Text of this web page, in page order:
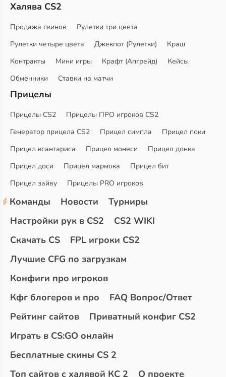
Халява CS2
Продажа скинов
Рулетки три цвета
Рулетки четыре цвета
Джекпот (Рулетки)
Краш
Контракты
Мини игры Крафт (Апгрейд)
Кейсы
Обменники
Ставки на матчи
Прицелы
Прицелы CS2
Прицелы ПРО игроков CS2
Генератор прицела CS2
Прицел симпла
Прицел поки
Прицел ксантариса
Прицел монеси
Прицел донка
Прицел доси
Прицел мармока
Прицел бит
Прицел зайву
Прицелы PRO игроков
Команды Новости
Турниры
Настройки рук в CS2
CS2 WIKI
Скачать CS
FPL игроки CS2
Лучшие CFG по загрузкам
Конфиги про игроков
Кфг блогеров и про
FAQ Вопрос/Ответ
Рейтинг сайтов
Приватный конфиг CS2
Играть в CS:GO онлайн
Бесплатные скины CS 2
Топ сайтов с халявой КС 2
О проекте